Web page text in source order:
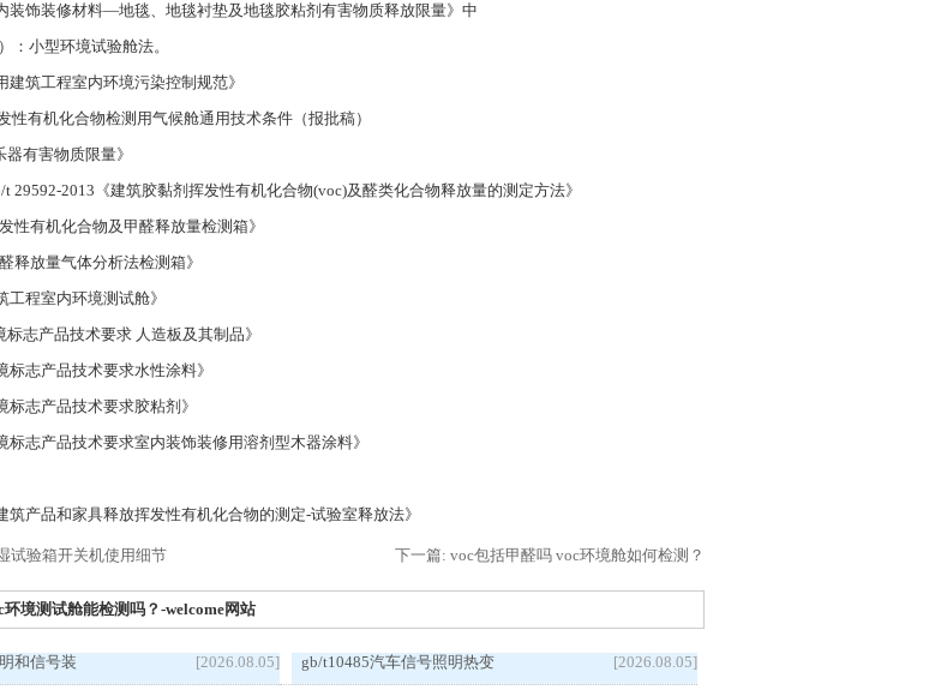
装饰装修材料—地毯、地毯衬垫及地毯胶粘剂有害物质释放限量》中
：小型环境试验舱法。
建筑工程室内环境污染控制规范》
性有机化合物检测用气候舱通用技术条件（报批稿）
有害物质限量》
29592-2013《建筑胶黏剂挥发性有机化合物(voc)及醛类化合物释放量的测定方法》
性有机化合物及甲醛释放量检测箱》
释放量气体分析法检测箱》
程室内环境测试舱》
志产品技术要求 人造板及其制品》
志产品技术要求水性涂料》
志产品技术要求胶粘剂》
志产品技术要求室内装饰装修用溶剂型木器涂料》
筑产品和家具释放挥发性有机化合物的测定-试验室释放法》
试验箱开关机使用细节 下一篇: voc包括甲醛吗 voc环境舱如何检测？
境测试舱能检测吗？-welcome网站
[2026.08.05]
和信号装 [2026.08.05]
gb/t10485汽车信号照明热变